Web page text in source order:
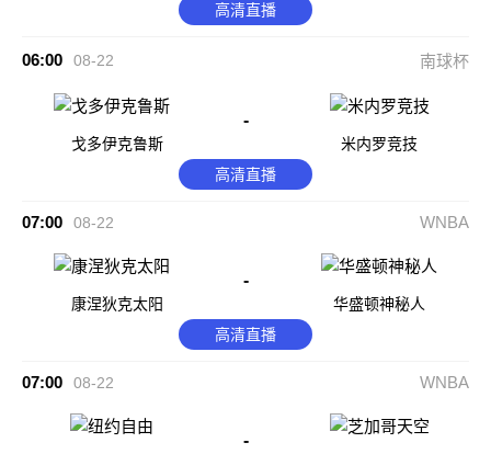
高清直播
06:00 08-22 南球杯
戈多伊克鲁斯
-
米内罗竞技
高清直播
07:00 08-22 WNBA
康涅狄克太阳
-
华盛顿神秘人
高清直播
07:00 08-22 WNBA
-